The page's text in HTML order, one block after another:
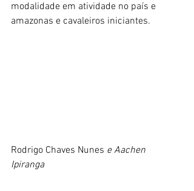
modalidade em atividade no país e
amazonas e cavaleiros iniciantes.
Rodrigo Chaves Nunes e Aachen
Ipiranga